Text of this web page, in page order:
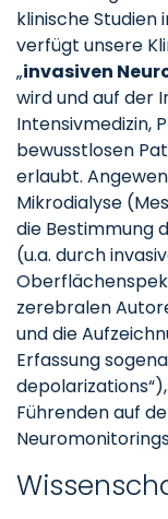
klinische Studien
verfügt unsere
„invasiven
wird und auf der
Intensivmedizin,
bewusstlosen
erlaubt.
Mikrodialyse
die Bestimmung
(u.a. durch
zerebralen
und die
Erfassung
Führenden auf